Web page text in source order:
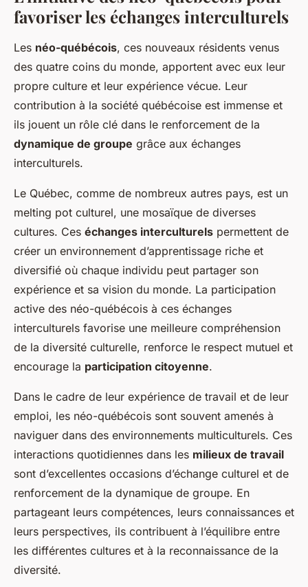
favoriser les échanges interculturels
Les néo-québécois, ces nouveaux résidents venus
des quatre coins du monde, apportent avec eux leur
propre culture et leur expérience vécue. Leur
contribution à la société québécoise est immense et
ils jouent un rôle clé dans le renforcement de la
dynamique de groupe grâce aux échanges
interculturels.
Le Québec, comme de nombreux autres pays, est un
melting pot culturel, une mosaïque de diverses
cultures. Ces échanges interculturels permettent de
créer un environnement d’apprentissage riche et
diversifié où chaque individu peut partager son
expérience et sa vision du monde. La participation
active des néo-québécois à ces échanges
interculturels favorise une meilleure compréhension
de la diversité culturelle, renforce le respect mutuel et
encourage la participation citoyenne.
Dans le cadre de leur expérience de travail et de leur
emploi, les néo-québécois sont souvent amenés à
naviguer dans des environnements multiculturels. Ces
interactions quotidiennes dans les milieux de travail
sont d’excellentes occasions d’échange culturel et de
renforcement de la dynamique de groupe. En
partageant leurs compétences, leurs connaissances et
leurs perspectives, ils contribuent à l’équilibre entre
les différentes cultures et à la reconnaissance de la
diversité.